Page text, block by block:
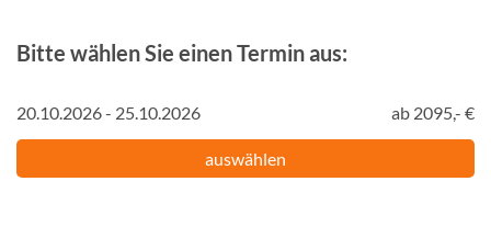
Bitte wählen Sie einen Termin aus:
20.10.2026 - 25.10.2026 ab 2095,- €
auswählen